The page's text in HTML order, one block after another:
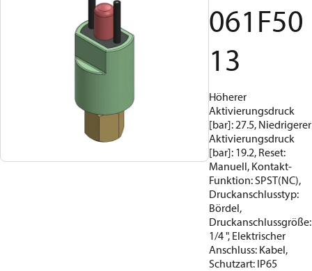
061F50
13
Höherer
Aktivierungsdruck
[bar]: 27.5, Niedrigerer
Aktivierungsdruck
[bar]: 19.2, Reset:
Manuell, Kontakt-
Funktion: SPST(NC),
Druckanschlusstyp:
Bördel,
Druckanschlussgröße:
1/4 ", Elektrischer
Anschluss: Kabel,
Schutzart: IP65